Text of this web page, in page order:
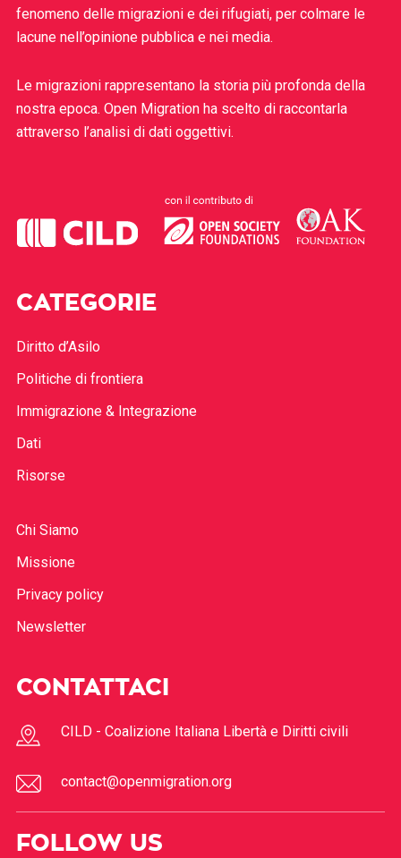
fenomeno delle migrazioni e dei rifugiati, per colmare le
lacune nell’opinione pubblica e nei media.
Le migrazioni rappresentano la storia più profonda della
nostra epoca. Open Migration ha scelto di raccontarla
attraverso l’analisi di dati oggettivi.
CATEGORIE
Diritto d’Asilo
Politiche di frontiera
Immigrazione & Integrazione
Dati
Risorse
Chi Siamo
Missione
Privacy policy
Newsletter
CONTATTACI
CILD - Coalizione Italiana Libertà e Diritti civili
contact@openmigration.org
FOLLOW US